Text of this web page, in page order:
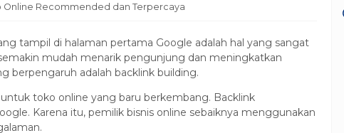
Online Recommended dan Terpercaya
tampil di halaman pertama Google adalah hal yang sangat
mudah menarik pengunjung dan meningkatkan
berpengaruh adalah backlink building.
toko online yang baru berkembang. Backlink
Karena itu, pemilik bisnis online sebaiknya menggunakan